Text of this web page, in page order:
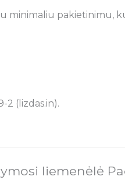
minimaliu pakietinimu,
(lizdas.in).
liemenėlė